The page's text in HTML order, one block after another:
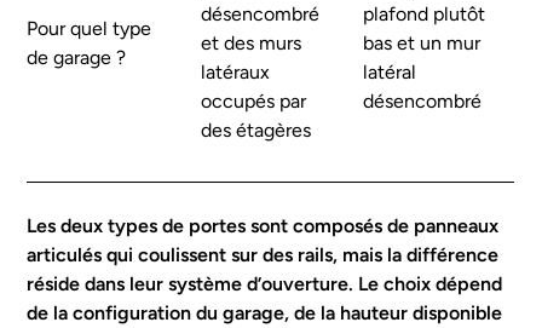
Pour quel type
de garage ?
désencombré
et des murs
latéraux
occupés par
des étagères
plafond plutôt
bas et un mur
latéral
désencombré
Les deux types de portes sont composés de panneaux
articulés qui coulissent sur des rails, mais la différence
réside dans leur système d’ouverture. Le choix dépend
de la configuration du garage, de la hauteur disponible